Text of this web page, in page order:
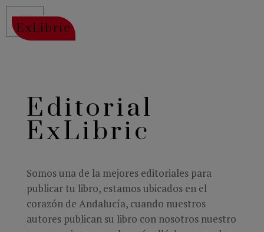
ExLibric
Editorial
ExLibric
Somos una de la mejoreseditoriales para
publicar tu libro, estamos ubicados en el
corazón de Andalucía, cuando nuestros
autores publican su libro con nosotros nuestro